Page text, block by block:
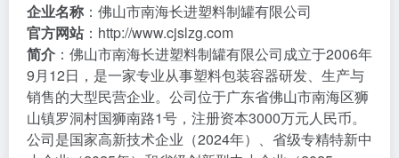
企业名称 ：佛山市南海长进塑料制罐有限公司
官方网站： http://www.cjslzg.com
简介 ：佛山市南海长进塑料制罐有限公司成立于2006年
9月12日，是一家专业从事塑料包装容器研发、生产与
销售的大型民营企业。公司位于广东省佛山市南海区狮
山镇罗洞村国狮南路1号，注册资本3000万元人民币。
公司是国家高新技术企业（2024年）、省级专精特新中